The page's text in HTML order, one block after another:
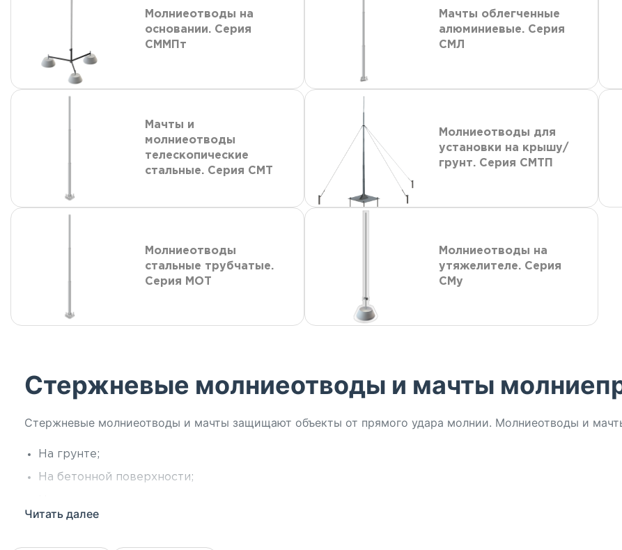
Молниеотводы на
основании. Серия
СММПт
Мачты облегченные
алюминиевые. Серия
СМЛ
Мачты и
молниеотводы
телескопические
стальные. Серия СМТ
Молниеотводы для
установки на крышу/
грунт. Серия СМТП
Молниеотводы
стальные трубчатые.
Серия МОТ
Молниеотводы на
утяжелителе. Серия
СМу
Стержневые молниеотводы и мачты
Стержневые молниеотводы и мачты защищают объекты от прямого удара молнии. Молниеотводы и
На грунте;
На бетонной поверхности;
На фасаде здания.
Читать далее